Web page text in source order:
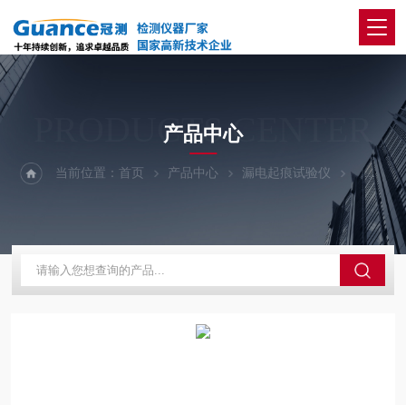
PRODUCTS CENTER
产品中心
当前位置：首页 产品中心 漏电起痕试验仪 高压漏